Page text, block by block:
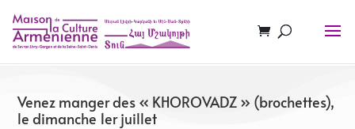
Venez manger des « KHOROVADZ » (brochettes),
le dimanche 1er juillet